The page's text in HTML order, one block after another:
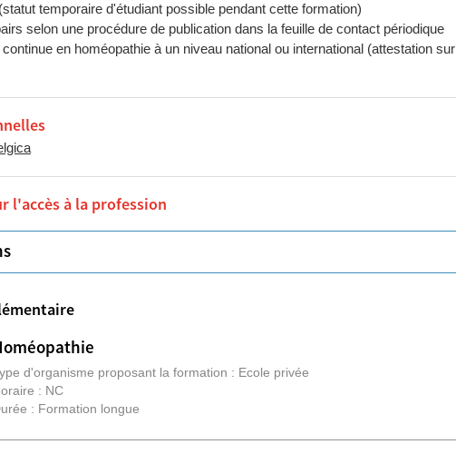
temporaire d'étudiant possible pendant cette formation)
selon une procédure de publication dans la feuille de contact périodique
en homéopathie à un niveau national ou international (attestation sur
l'accès à la profession
d'organisme proposant la formation : Ecole privée
: NC
: Formation longue